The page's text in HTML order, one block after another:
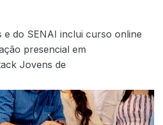
e do SENAI inclui curso online
presencial em
Jovens de